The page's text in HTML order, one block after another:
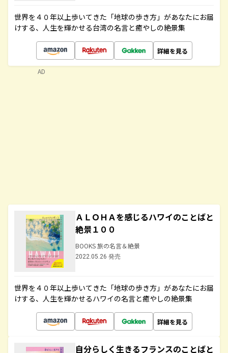
世界を４０年以上歩いてきた「地球の歩き方」があなたにお届
けする、人生を輝かせる台湾の名言と癒やしの絶景集
詳細を見る
ＡＬＯＨＡを感じるハワイのことばと
絶景１００
BOOKS 旅の名言＆絶景
2022.05.26 発売
世界を４０年以上歩いてきた「地球の歩き方」があなたにお届
けする、人生を輝かせるハワイの名言と癒やしの絶景集
詳細を見る
自分らしく生きるフランスのことばと
AD